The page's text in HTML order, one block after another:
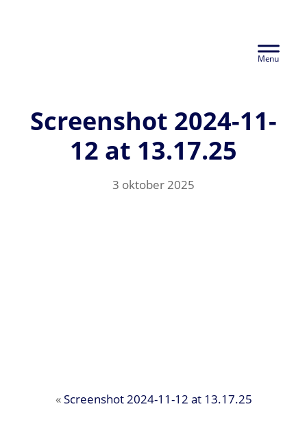
Header
Screenshot 2024-11-
12 at 13.17.25
3 oktober 2025
«Screenshot 2024-11-12 at 13.17.25